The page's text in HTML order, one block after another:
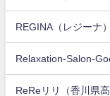
REGINA（レジーナ
Relaxation-Salon-
ReReリリ（香川県高